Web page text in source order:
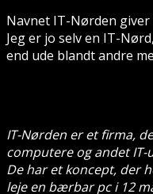
Navnet IT-Nørden
Jeg er jo selv en IT-
end ude blandt andre
IT-Nørden er et firma,
computere og andet IT-
De har et koncept, der
leje en bærbar pc i 12